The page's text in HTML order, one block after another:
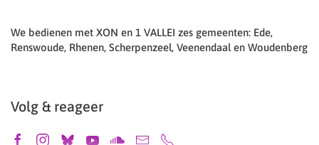
We bedienen met XON en 1 VALLEI zes gemeenten: Ede,
Renswoude, Rhenen, Scherpenzeel, Veenendaal en Woudenberg
Volg & reageer